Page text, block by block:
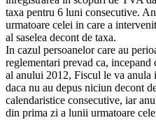
taxa pentru 6 luni consecutive.
urmatoare celei in care a
al saselea decont de taxa.
In cazul persoanelor care au
reglementari prevad ca,
al anului 2012, Fiscul le va
daca nu au depus niciun decont
calendaristice consecutive, iar
din prima zi a lunii urmatoare